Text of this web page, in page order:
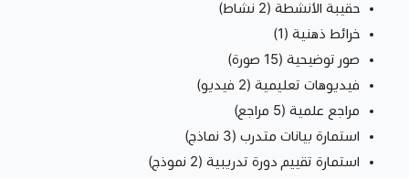
حقيبة الأنشطة (2 نشاط)
خرائط ذهنية (1)
صور توضيحية (15 صورة)
فيديوهات تعليمية (2 فيديو)
مراجع علمية (5 مراجع)
استمارة بيانات متدرب (3 نماذج)
استمارة تقييم دورة تدريبية (2 نموذج)